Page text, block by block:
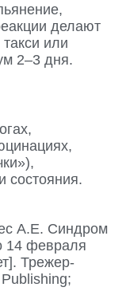
делают
или
2–3 дня.
состояния.
А.Е. Синдром
14 февраля
Трежер-